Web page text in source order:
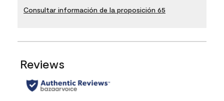
Consultar información de la proposición 65
Reviews